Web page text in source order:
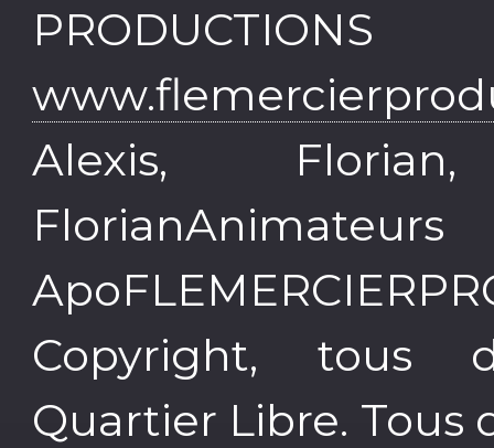
Alexis,
Copyright, tous
Quartier Libre. Tous